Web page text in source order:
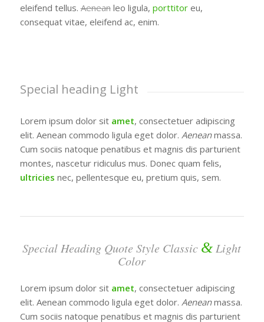
eleifend tellus.Aeneanleo ligula, porttitoreu,
consequat vitae, eleifend ac, enim.
Special heading Light
Lorem ipsum dolor sit amet, consectetuer adipiscing
elit. Aenean commodo ligula eget dolor. Aeneanmassa.
Cum sociis natoque penatibus et magnis dis parturient
montes, nascetur ridiculus mus. Donec quam felis,
ultricies nec, pellentesque eu, pretium quis, sem.
Special Heading Quote Style Classic &Light
Color
Lorem ipsum dolor sit amet, consectetuer adipiscing
elit. Aenean commodo ligula eget dolor. Aeneanmassa.
Cum sociis natoque penatibus et magnis dis parturient